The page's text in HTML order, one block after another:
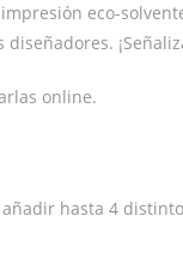
eco-
online.
hasta 4